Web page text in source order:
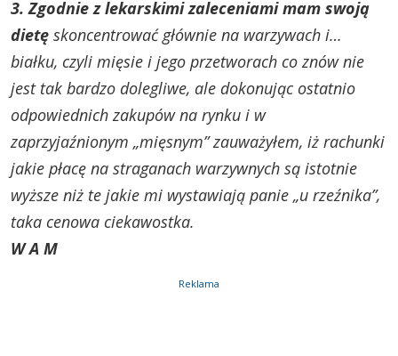
3. Zgodnie z lekarskimi zaleceniami mam swoją
dietę skoncentrować głównie na warzywach i…
białku, czyli mięsie i jego przetworach co znów nie
jest tak bardzo dolegliwe, ale dokonując ostatnio
odpowiednich zakupów na rynku i w
zaprzyjaźnionym „mięsnym” zauważyłem, iż rachunki
jakie płacę na straganach warzywnych są istotnie
wyższe niż te jakie mi wystawiają panie „u rzeźnika”,
taka cenowa ciekawostka.
W A M
Reklama